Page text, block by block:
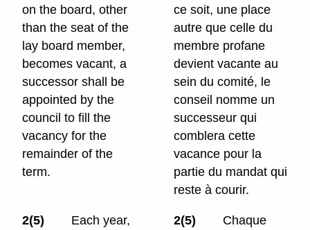
on the board, other
than the seat of the
lay board member,
becomes vacant, a
successor shall be
appointed by the
council to fill the
vacancy for the
remainder of the
term.
ce soit, une place
autre que celle du
membre profane
devient vacante au
sein du comité, le
conseil nomme un
successeur qui
comblera cette
vacance pour la
partie du mandat qui
reste à courir.
2(5)
Each year,
2(5)
Chaque